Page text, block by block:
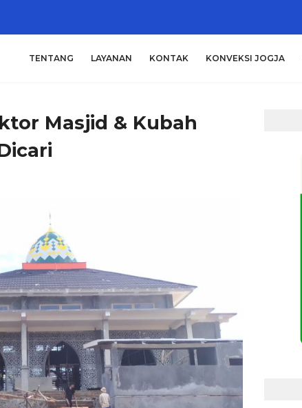
TENTANG LAYANAN KONTAK KONVEKSI JOGJA
Masjid & Kubah